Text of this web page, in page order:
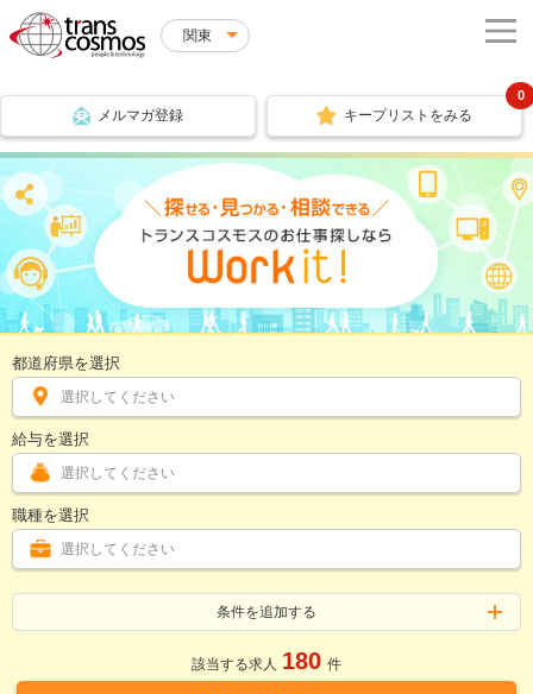
関東
メルマガ登録 キープリストをみる
0
都道府県を選択
選択してください
給与を選択
選択してください
職種を選択
選択してください
条件を追加する
該当する求人 180 件